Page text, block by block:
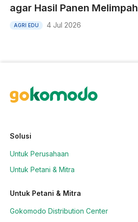
agar Hasil Panen Melimpah
AGRI EDU 4 Jul 2026
Solusi
Untuk Perusahaan
Untuk Petani & Mitra
Untuk Petani & Mitra
Gokomodo Distribution Center